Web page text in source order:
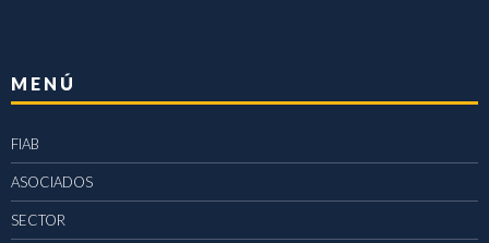
MENÚ
FIAB
ASOCIADOS
SECTOR